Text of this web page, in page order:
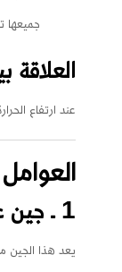
جميعها
العلاقة
عند ارتفاع
1 ـ جين عري الرقبة (Naked Neck – Na)
يعد هذا الجين